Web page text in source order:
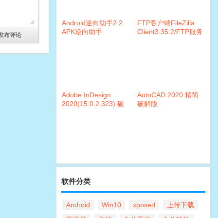
Android逆向助手2.2
APK逆向助手
FTP客户端FileZilla
Client3.35.2/FTP服务
Adobe InDesign
2020(15.0.2.323) 破
AutoCAD 2020 精简
破解版
软件分类
Android Win10 xposed
上传下载